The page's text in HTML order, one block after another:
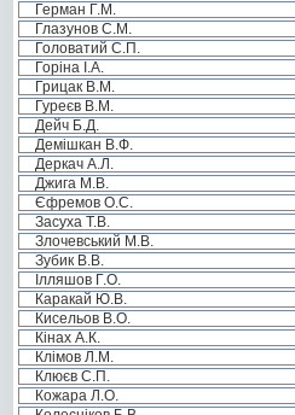
Герман Г.М.
Глазунов С.М.
Головатий С.П.
Горіна І.А.
Грицак В.М.
Гуреєв В.М.
Дейч Б.Д.
Демішкан В.Ф.
Деркач А.Л.
Джига М.В.
Єфремов О.С.
Засуха Т.В.
Злочевський М.В.
Зубик В.В.
Ілляшов Г.О.
Каракай Ю.В.
Кисельов В.О.
Кінах А.К.
Клімов Л.М.
Клюєв С.П.
Кожара Л.О.